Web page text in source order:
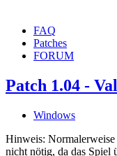
FAQ
Patches
FORUM
Patch 1.04 -
Windows
Hinweis:
nicht nötig, da das Spiel